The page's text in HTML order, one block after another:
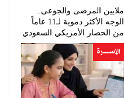
ملايين المرضى والجوعى..
الوجه الأكثر دموية لـ11 عاماً
من الحصار الأمريكي السعودي
الأســــــرة